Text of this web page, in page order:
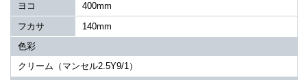
ヨコ
400mm
フカサ
140mm
色彩
クリーム（マンセル2.5Y9/1）